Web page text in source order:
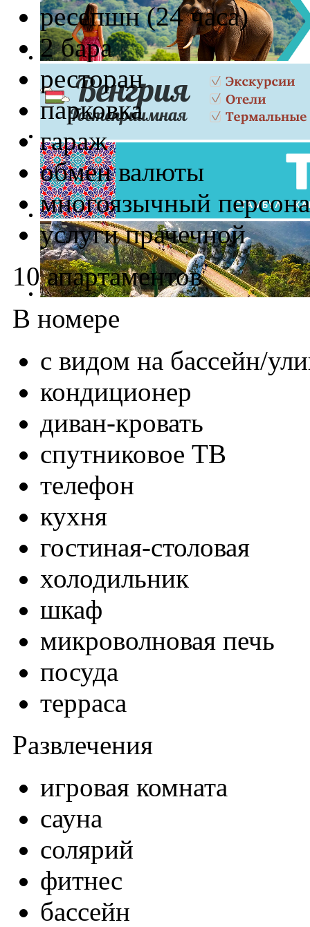
ресепшн (24 часа)
2 бара
ресторан
парковка
гараж
обмен валюты
многоязычный
услуги прачечной
10 апартаментов
В номере
с видом на бассейн/
кондиционер
диван-кровать
спутниковое ТВ
телефон
кухня
гостиная-столовая
холодильник
шкаф
микроволновая печь
посуда
терраса
Развлечения
игровая комната
сауна
солярий
фитнес
бассейн